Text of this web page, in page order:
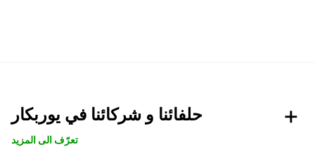
حلفائنا و شركائنا في يوربكار
تعرّف الى المزيد